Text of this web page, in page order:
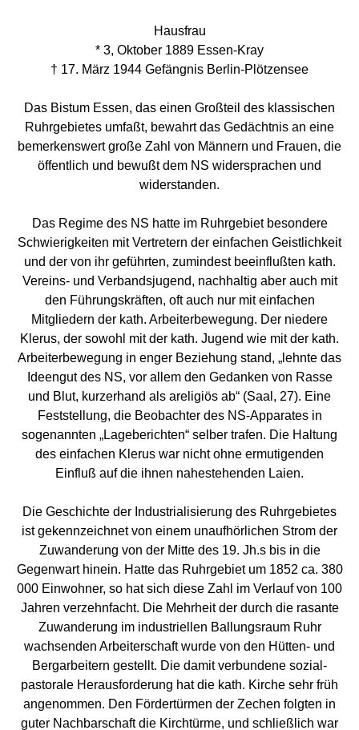
Hausfrau
* 3, Oktober 1889 Essen-Kray
† 17. März 1944 Gefängnis Berlin-Plötzensee
Das Bistum Essen, das einen Großteil des klassischen
Ruhrgebietes umfaßt, bewahrt das Gedächtnis an eine
bemerkenswert große Zahl von Männern und Frauen, die
öffentlich und bewußt dem NS widersprachen und
widerstanden.
Das Regime des NS hatte im Ruhrgebiet besondere
Schwierigkeiten mit Vertretern der einfachen Geistlichkeit
und der von ihr geführten, zumindest beeinflußten kath.
Vereins- und Verbandsjugend, nachhaltig aber auch mit
den Führungskräften, oft auch nur mit einfachen
Mitgliedern der kath. Arbeiterbewegung. Der niedere
Klerus, der sowohl mit der kath. Jugend wie mit der kath.
Arbeiterbewegung in enger Beziehung stand, „lehnte das
Ideengut des NS, vor allem den Gedanken von Rasse
und Blut, kurzerhand als areligiös ab“ (Saal, 27). Eine
Feststellung, die Beobachter des NS-Apparates in
sogenannten „Lageberichten“ selber trafen. Die Haltung
des einfachen Klerus war nicht ohne ermutigenden
Einfluß auf die ihnen nahestehenden Laien.
Die Geschichte der Industrialisierung des Ruhrgebietes
ist gekennzeichnet von einem unaufhörlichen Strom der
Zuwanderung von der Mitte des 19. Jh.s bis in die
Gegenwart hinein. Hatte das Ruhrgebiet um 1852 ca. 380
000 Einwohner, so hat sich diese Zahl im Verlauf von 100
Jahren verzehnfacht. Die Mehrheit der durch die rasante
Zuwanderung im industriellen Ballungsraum Ruhr
wachsenden Arbeiterschaft wurde von den Hütten- und
Bergarbeitern gestellt. Die damit verbundene sozial-
pastorale Herausforderung hat die kath. Kirche sehr früh
angenommen. Den Fördertürmen der Zechen folgten in
guter Nachbarschaft die Kirchtürme, und schließlich war